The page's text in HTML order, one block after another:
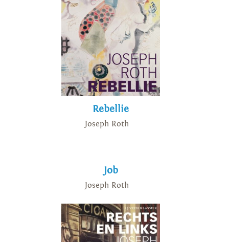
Rebellie
Joseph Roth
Job
Joseph Roth